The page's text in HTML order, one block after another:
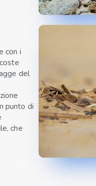
con i
del
punto di
che